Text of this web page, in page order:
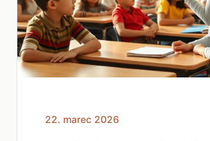
22. marec 2026